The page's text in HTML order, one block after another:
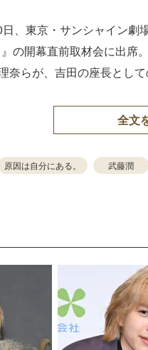
、東京・サンシャイン劇
の開幕直前取材会に出席
奈らが、吉田の座長とし
全文
原因は自分にある。 武藤潤